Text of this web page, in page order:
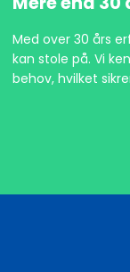
Med over 30 års
kan stole på. Vi
behov, hvilket